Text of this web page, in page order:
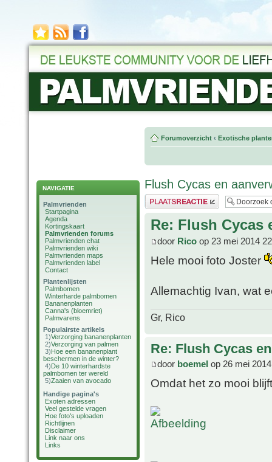
NAVIGATIE
Palmvrienden
Startpagina
Agenda
Kortingskaart
Palmvrienden forums
Palmvrienden chat
Palmvrienden wiki
Palmvrienden maps
Palmvrienden label
Contact
Plantenlijsten
Palmbomen
Winterharde palmbomen
Bananenplanten
Canna's (bloemriet)
Palmvarens
Populairste artikels
1)Verzorging bananenplanten
2)Verzorging van palmen
3)Hoe een bananenplant
beschermen in de winter?
4)De 10 winterhardste
palmbomen ter wereld
5)Zaaien van avocado
Handige pagina's
Exoten adressen
Veel gestelde vragen
Hoe foto's uploaden
Richtlijnen
Disclaimer
Link naar ons
Links
Forumoverzicht ‹ Exotische
Flush Cycas en
Plaats een reactie
Re: Flush Cycas
door Rico op 23 mei 2014
Hele mooi foto Joster
Allemachtig Ivan, wat
Gr, Rico
Re: Flush Cycas
door boemel op 26 mei
Omdat het zo mooi